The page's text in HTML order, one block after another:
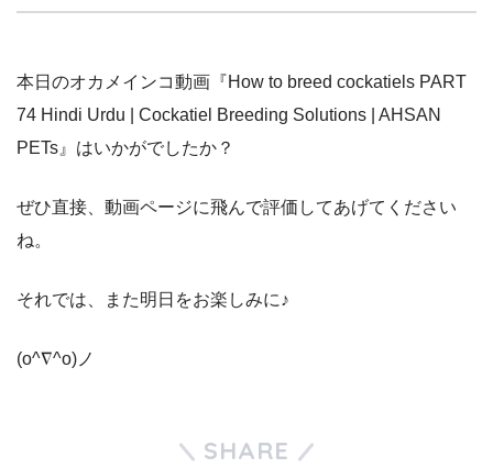
本日のオカメインコ動画『How to breed cockatiels PART
74 Hindi Urdu | Cockatiel Breeding Solutions | AHSAN
PETs』はいかがでしたか？
ぜひ直接、動画ページに飛んで評価してあげてください
ね。
それでは、また明日をお楽しみに♪
(o^∇^o)ノ
SHARE